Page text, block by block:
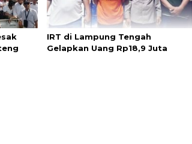
IRT di Lampung Tengah
Gelapkan Uang Rp18,9 Juta